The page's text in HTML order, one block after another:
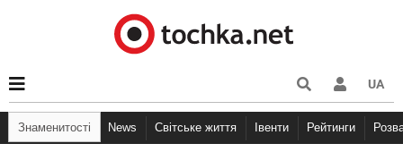
UA
Знаменитості News Світське життя Івенти Рейтинги